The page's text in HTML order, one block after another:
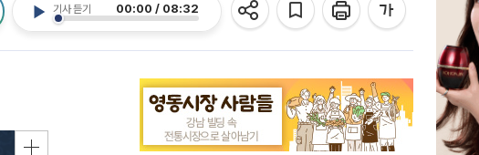
기사 듣기 00:00 / 08:32